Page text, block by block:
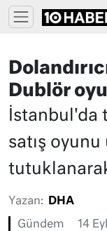
Dublör
İstanbul'da
satış
Yazan: DHA
Gündem 14